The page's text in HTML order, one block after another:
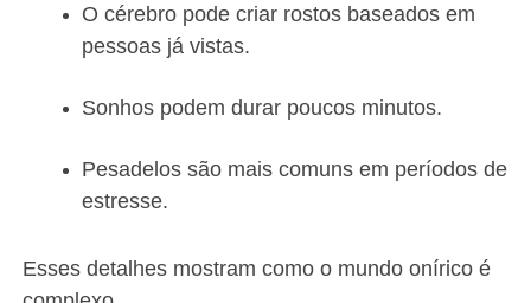
O cérebro pode criar rostos baseados em
pessoas já vistas.
Sonhos podem durar poucos minutos.
Pesadelos são mais comuns em períodos de
estresse.
Esses detalhes mostram como o mundo onírico é